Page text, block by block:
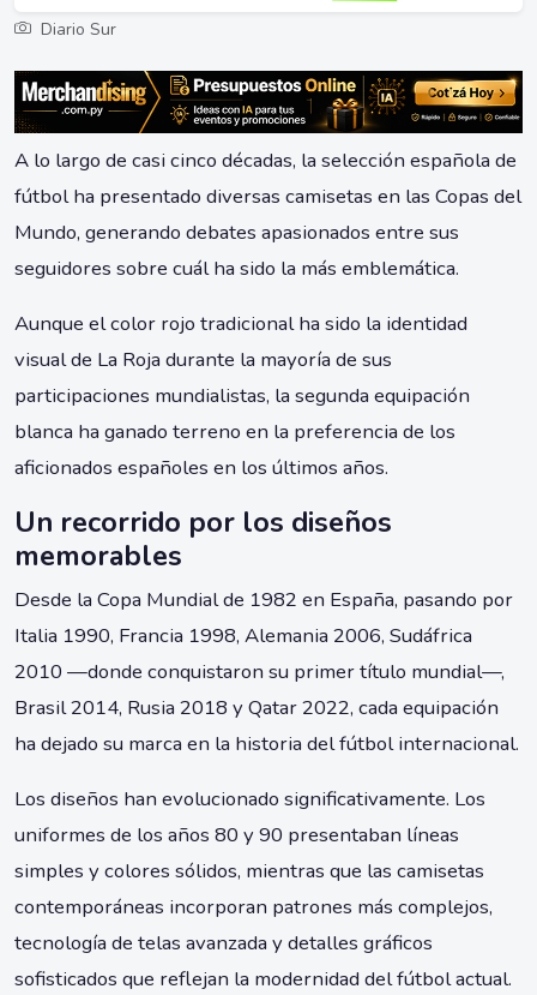
Diario Sur
A lo largo de casi cinco décadas, la selección española de
fútbol ha presentado diversas camisetas en las Copas del
Mundo, generando debates apasionados entre sus
seguidores sobre cuál ha sido la más emblemática.
Aunque el color rojo tradicional ha sido la identidad
visual de La Roja durante la mayoría de sus
participaciones mundialistas, la segunda equipación
blanca ha ganado terreno en la preferencia de los
aficionados españoles en los últimos años.
Un recorrido por los diseños
memorables
Desde la Copa Mundial de 1982 en España, pasando por
Italia 1990, Francia 1998, Alemania 2006, Sudáfrica
2010 —donde conquistaron su primer título mundial—,
Brasil 2014, Rusia 2018 y Qatar 2022, cada equipación
ha dejado su marca en la historia del fútbol internacional.
Los diseños han evolucionado significativamente. Los
uniformes de los años 80 y 90 presentaban líneas
simples y colores sólidos, mientras que las camisetas
contemporáneas incorporan patrones más complejos,
tecnología de telas avanzada y detalles gráficos
sofisticados que reflejan la modernidad del fútbol actual.